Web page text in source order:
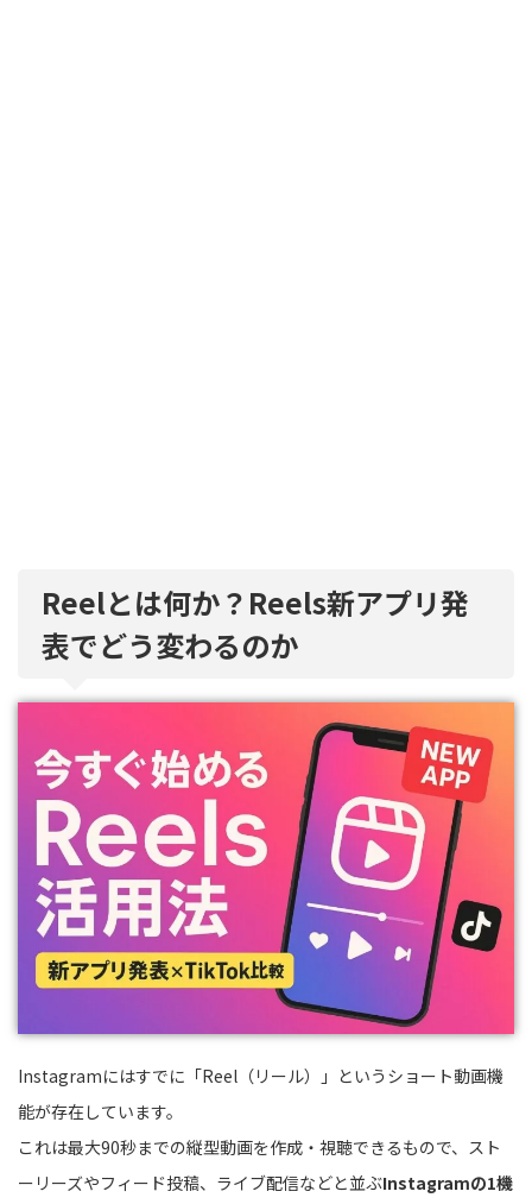
Reelとは何か？Reels新アプリ発
表でどう変わるのか
Instagramにはすでに「Reel（リール）」というショート動画機
能が存在しています。
これは最大90秒までの縦型動画を作成・視聴できるもので、スト
ーリーズやフィード投稿、ライブ配信などと並ぶInstagramの1機